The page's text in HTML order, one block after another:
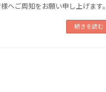
へご周知をお願い申し上げます。
続きを読む